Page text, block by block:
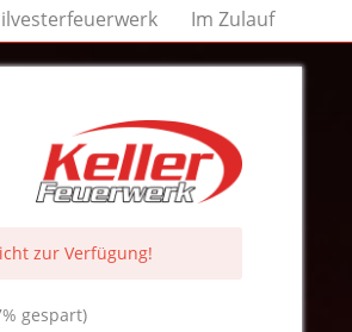
Im Zulauf
zur Verfügung!
gespart)